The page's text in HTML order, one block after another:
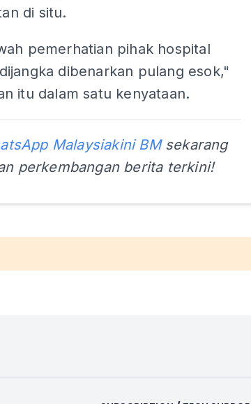
di situ.
pemerhatian pihak hospital
dibenarkan pulang esok,"
itu dalam satu kenyataan.
Malaysiakini BMsekarang
perkembangan berita terkini!